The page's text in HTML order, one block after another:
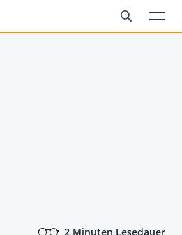
2 Minuten Lesedauer